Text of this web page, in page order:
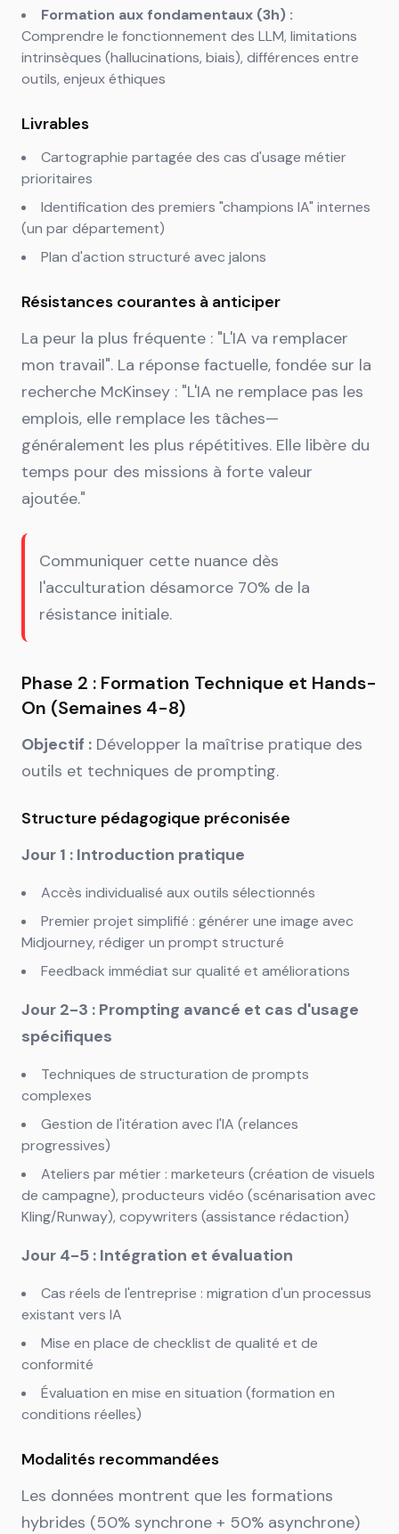
Formation aux fondamentaux (3h) :
Comprendre le fonctionnement des LLM, limitations
intrinsèques (hallucinations, biais), différences entre
outils, enjeux éthiques
Livrables
Cartographie partagée des cas d'usage métier
prioritaires
Identification des premiers "champions IA" internes
(un par département)
Plan d'action structuré avec jalons
Résistances courantes à anticiper
La peur la plus fréquente : "L'IA va remplacer
mon travail". La réponse factuelle, fondée sur la
recherche McKinsey : "L'IA ne remplace pas les
emplois, elle remplace les tâches—
généralement les plus répétitives. Elle libère du
temps pour des missions à forte valeur
ajoutée."
Communiquer cette nuance dès
l'acculturation désamorce 70% de la
résistance initiale.
Phase 2 : Formation Technique et Hands-
On (Semaines 4-8)
Objectif : Développer la maîtrise pratique des
outils et techniques de prompting.
Structure pédagogique préconisée
Jour 1 : Introduction pratique
Accès individualisé aux outils sélectionnés
Premier projet simplifié : générer une image avec
Midjourney, rédiger un prompt structuré
Feedback immédiat sur qualité et améliorations
Jour 2-3 : Prompting avancé et cas d'usage
spécifiques
Techniques de structuration de prompts
complexes
Gestion de l'itération avec l'IA (relances
progressives)
Ateliers par métier : marketeurs (création de visuels
de campagne), producteurs vidéo (scénarisation avec
Kling/Runway), copywriters (assistance rédaction)
Jour 4-5 : Intégration et évaluation
Cas réels de l'entreprise : migration d'un processus
existant vers IA
Mise en place de checklist de qualité et de
conformité
Évaluation en mise en situation (formation en
conditions réelles)
Modalités recommandées
Les données montrent que les formations
hybrides (50% synchrone + 50% asynchrone)